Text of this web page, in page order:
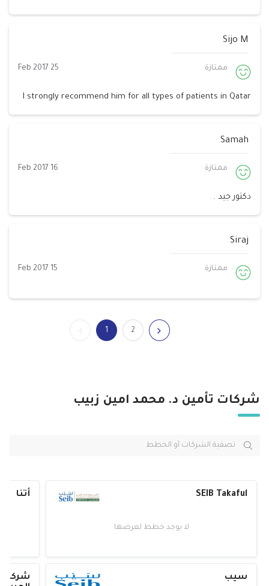
Sijo M
ممتازة
I strongly recommend him for all types of patients in Qatar
25 Feb 2017
Samah
ممتازة
دكتور جيد .
16 Feb 2017
Siraj
ممتازة 15 Feb 2017
1 2
شركات تأمين د. محمد امين زبيب
SEIB Takaful
لا يوجد خطط لعرضها
أتنا
سيب
شركة